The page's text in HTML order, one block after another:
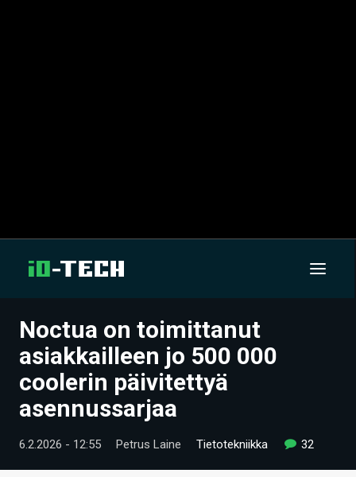
UUTISET
ARTIKKELIT
VIDEOT
TECHBBS
Noctua on toimittanut
asiakkailleen jo 500 000
coolerin päivitettyä
asennussarjaa
6.2.2026 - 12:55 Petrus Laine Tietotekniikka 32